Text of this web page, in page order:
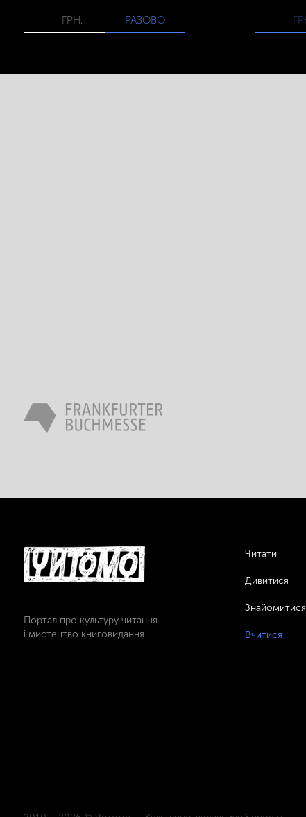
РАЗОВО
Портал про культуру читання
і мистецтво книговидання
Читати
Дивитися
Знайомитися
Вчитися